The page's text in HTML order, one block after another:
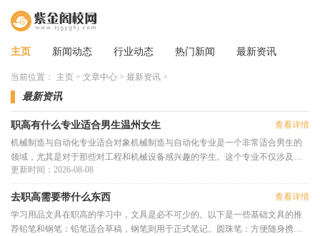
主页 新闻动态 行业动态 热门新闻 最新资讯
当前位置： 主页 > 文章中心 > 最新资讯 >
最新资讯
职高有什么专业适合男生温州女生
查看详情
机械制造与自动化专业适合对象机械制造与自动化专业是一个非常适合男生的
领域，尤其是对于那些对工程和机械设备感兴趣的学生。这个专业不仅涉及到
传统的机械加工，还包括现代
更新时间：2026-08-08
去职高需要带什么东西
查看详情
学习用品文具在职高的学习中，文具是必不可少的。以下是一些基础文具的推
荐铅笔和钢笔：铅笔适合草稿，钢笔则用于正式笔记。圆珠笔：方便随身携